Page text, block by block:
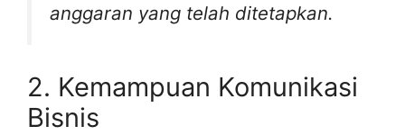
anggaran yang telah ditetapkan.
2. Kemampuan Komunikasi
Bisnis